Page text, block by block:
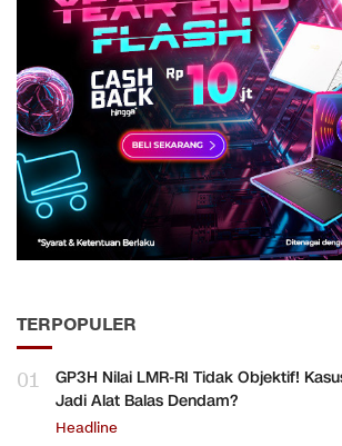
TERPOPULER
01
GP3H Nilai LMR-RI Tidak Objektif!
Jadi Alat Balas Dendam?
Headline